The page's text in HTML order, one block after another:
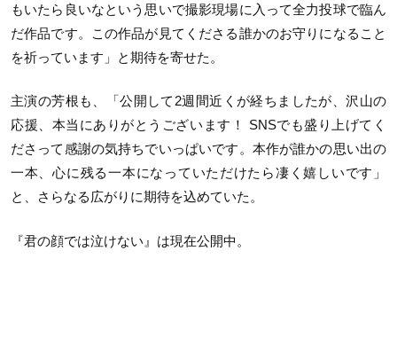
もいたら良いなという思いで撮影現場に入って全力投球で臨ん
だ作品です。この作品が見てくださる誰かのお守りになること
を祈っています」と期待を寄せた。
主演の芳根も、「公開して2週間近くが経ちましたが、沢山の
応援、本当にありがとうございます！ SNSでも盛り上げてく
ださって感謝の気持ちでいっぱいです。本作が誰かの思い出の
一本、心に残る一本になっていただけたら凄く嬉しいです」
と、さらなる広がりに期待を込めていた。
『君の顔では泣けない』は現在公開中。